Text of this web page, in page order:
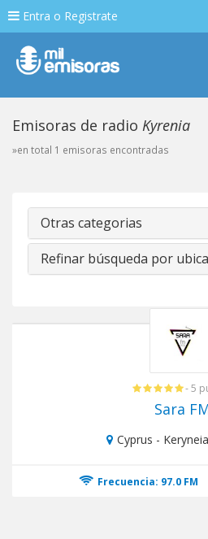
Entra o Registrate
Emisoras de radio Kyrenia
»en total 1 emisoras encontradas
Otras categorias
Refinar búsqueda por
- 5
Sara
Cyprus -
Frecuencia: 97.0 FM